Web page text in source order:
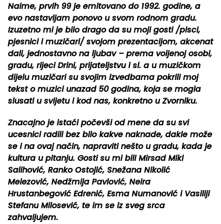
Naime, prvih 99 je emitovano do 1992. godine, a
evo nastavljam ponovo u svom rodnom gradu.
Izuzetno mi je bilo drago da su moji gosti /pisci,
pjesnici i muzičari/ svojom prezentacijom, akcenat
dali, jednostavno na ljubav – prema voljenoj osobi,
gradu, rijeci Drini, prijateljstvu i sl. a u muzičkom
dijelu muzičari su svojim izvedbama pokrili moj
tekst o muzici unazad 50 godina, koja se mogla
slusati u svijetu i kod nas, konkretno u Zvorniku.
Znacajno je istaći počevši od mene da su svi
ucesnici radili bez bilo kakve naknade, dakle može
se i na ovaj način, napraviti nešto u gradu, kada je
kultura u pitanju. Gosti su mi bili Mirsad Miki
Salihović, Ranko Ostojić, Snežana Nikolić
Melezović, Nedžmija Pavlović, Neira
Hrustanbegović Edrenić, Esma Numanović i Vasiliji
Stefanu Milosević, te im se iz sveg srca
zahvaljujem.